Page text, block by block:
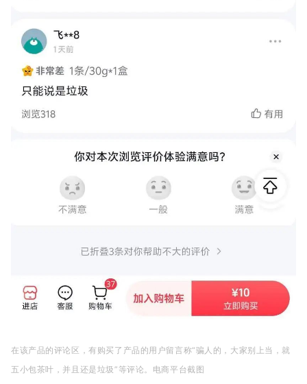
在该产品的评论区，有购买了产品的用户留言称“骗人的，大家别上当，就
五小包茶叶，并且还是垃圾”等评论。电商平台截图